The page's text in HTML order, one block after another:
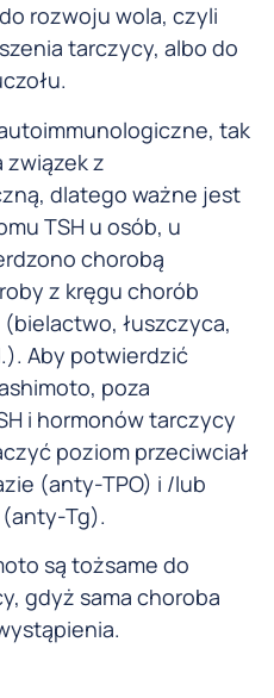
rozwoju wola, czyli
tarczycy, albo do
tak
związek z
dlatego ważne jest
TSH u osób, u
chorobą
z kręgu chorób
łuszczyca,
Aby potwierdzić
poza
i hormonów tarczycy
poziom przeciwciał
(anty-TPO) i /lub
Tg).
są tożsame do
gdyż sama choroba